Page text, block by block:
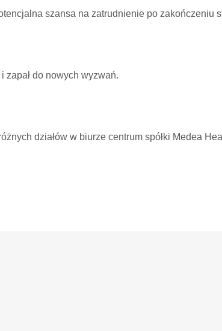
szansa na zatrudnienie po zakończeniu
zapał do nowych wyzwań.
działów w biurze centrum spółki Medea